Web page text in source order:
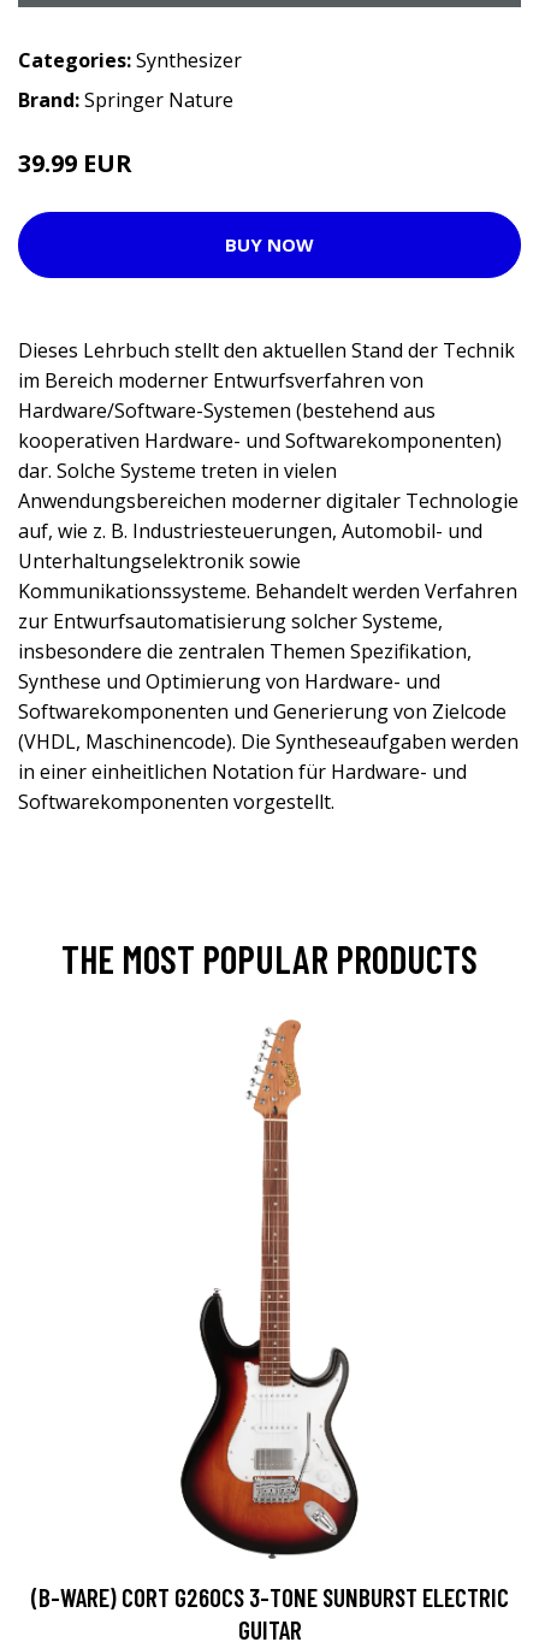
Categories:Synthesizer
Brand:Springer Nature
39.99 EUR
BUY NOW
Dieses Lehrbuch stellt den aktuellen Stand der Technik
im Bereich moderner Entwurfsverfahren von
Hardware/Software-Systemen (bestehend aus
kooperativen Hardware- und Softwarekomponenten)
dar. Solche Systeme treten in vielen
Anwendungsbereichen moderner digitaler Technologie
auf, wie z. B. Industriesteuerungen, Automobil- und
Unterhaltungselektronik sowie
Kommunikationssysteme. Behandelt werden Verfahren
zur Entwurfsautomatisierung solcher Systeme,
insbesondere die zentralen Themen Spezifikation,
Synthese und Optimierung von Hardware- und
Softwarekomponenten und Generierung von Zielcode
(VHDL, Maschinencode). Die Syntheseaufgaben werden
in einer einheitlichen Notation für Hardware- und
Softwarekomponenten vorgestellt.
THE MOST POPULAR PRODUCTS
(B-WARE) CORT G260CS 3-TONE SUNBURST ELECTRIC
GUITAR